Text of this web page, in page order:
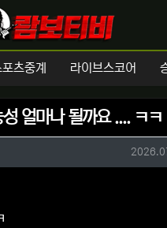
츠중계 라이브스코어
얼마나 될까요 .... ㅋㅋ
작성일